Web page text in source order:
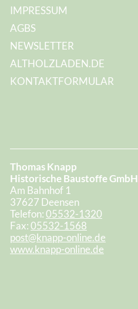
IMPRESSUM
AGBS
NEWSLETTER
ALTHOLZLADEN.DE
KONTAKTFORMULAR
Thomas Knapp
Historische Baustoffe GmbH
Am Bahnhof 1
37627 Deensen
Telefon:05532-1320
Fax:05532-1568
post@knapp-online.de
www.knapp-online.de